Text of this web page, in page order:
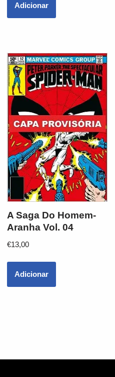
Adicionar
A Saga Do Homem-
Aranha Vol. 04
€13,00
Adicionar